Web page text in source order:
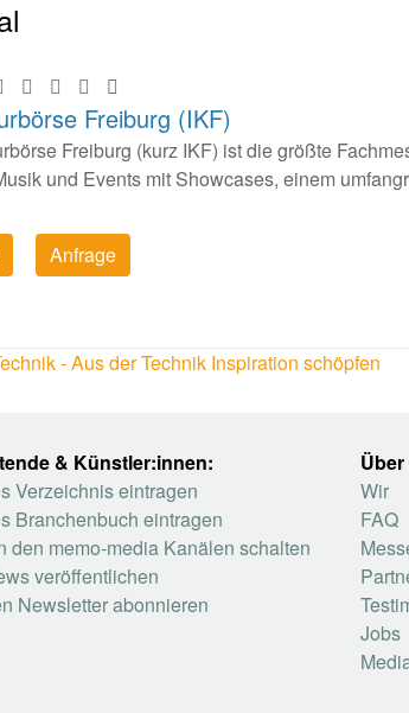
Freiburg (IKF)
Freiburg (kurz IKF) ist die größte
und Events mit Showcases, einem
Anfrage
- Aus der Technik Inspiration schöpfen
& Künstler:innen:
Verzeichnis eintragen
Branchenbuch eintragen
den memo-media Kanälen schalten
veröffentlichen
Newsletter abonnieren
Wir
FAQ
Jobs